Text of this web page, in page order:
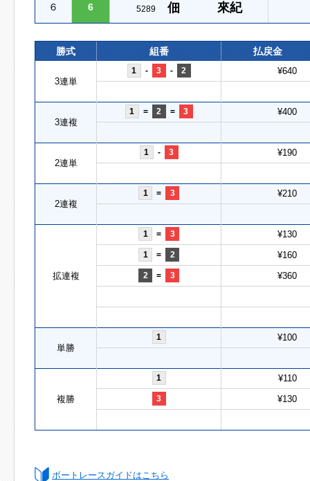
６ 6 5289 佃 來紀
勝式 組番 払戻金
3連単
1 - 3 - 2 ¥640
3連複
1 = 2 = 3 ¥400
2連単
1 - 3 ¥190
2連複
1 = 3 ¥210
拡連複
1 = 3 ¥130
1 = 2 ¥160
2 = 3 ¥360
単勝
1 ¥100
複勝
1 ¥110
3 ¥130
ボートレースガイドはこちら